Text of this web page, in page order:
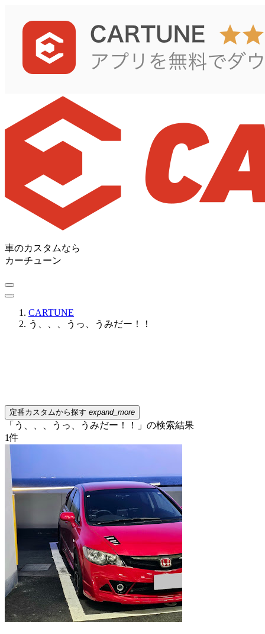
車のカスタムなら
カーチューン
CARTUNE
う、、、うっ、うみだー！！
定番カスタムから探す expand_more
「う、、、うっ、うみだー！！」の検索結果
1件